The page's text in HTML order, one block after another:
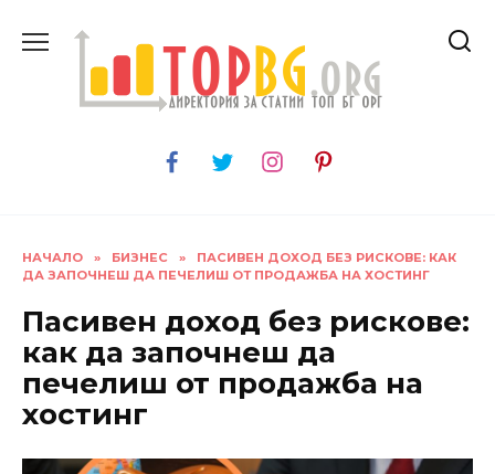
НАЧАЛО » БИЗНЕС »
ПАСИВЕН ДОХОД БЕЗ РИСКОВЕ: КАК
ДА ЗАПОЧНЕШ ДА ПЕЧЕЛИШ ОТ ПРОДАЖБА НА ХОСТИНГ
Пасивен доход без рискове:
как да започнеш да
печелиш от продажба на
хостинг